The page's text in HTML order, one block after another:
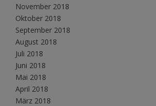
November 2018
Oktober 2018
September 2018
August 2018
Juli 2018
Juni 2018
Mai 2018
April 2018
März 2018